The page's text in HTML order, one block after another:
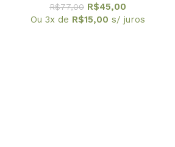
R$77,00 R$45,00
Ou 3x de R$15,00 s/ juros